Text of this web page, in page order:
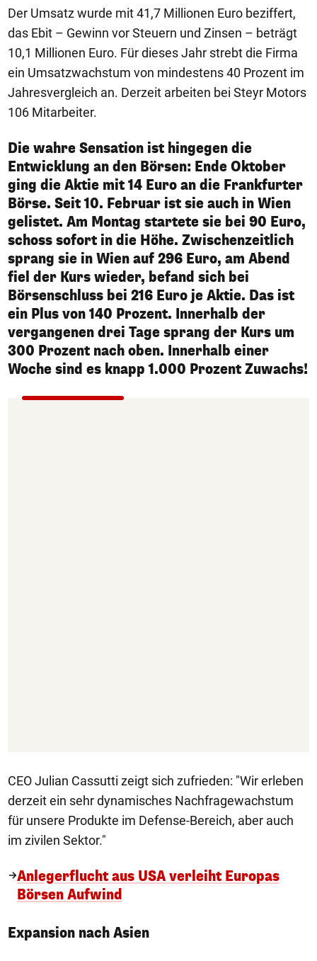
Der Umsatz wurde mit 41,7 Millionen Euro beziffert,
das Ebit – Gewinn vor Steuern und Zinsen – beträgt
10,1 Millionen Euro. Für dieses Jahr strebt die Firma
ein Umsatzwachstum von mindestens 40 Prozent im
Jahresvergleich an. Derzeit arbeiten bei Steyr Motors
106 Mitarbeiter.
Die wahre Sensation ist hingegen die
Entwicklung an den Börsen: Ende Oktober
ging die Aktie mit 14 Euro an die Frankfurter
Börse. Seit 10. Februar ist sie auch in Wien
gelistet. Am Montag startete sie bei 90 Euro,
schoss sofort in die Höhe. Zwischenzeitlich
sprang sie in Wien auf 296 Euro, am Abend
fiel der Kurs wieder, befand sich bei
Börsenschluss bei 216 Euro je Aktie. Das ist
ein Plus von 140 Prozent. Innerhalb der
vergangenen drei Tage sprang der Kurs um
300 Prozent nach oben. Innerhalb einer
Woche sind es knapp 1.000 Prozent Zuwachs!
CEO Julian Cassutti zeigt sich zufrieden: "Wir erleben
derzeit ein sehr dynamisches Nachfragewachstum
für unsere Produkte im Defense-Bereich, aber auch
im zivilen Sektor."
Anlegerflucht aus USA verleiht Europas
Börsen Aufwind
Expansion nach Asien